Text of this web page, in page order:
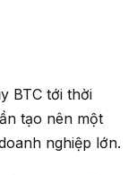
BTC tới thời
tạo nên một
nghiệp lớn.